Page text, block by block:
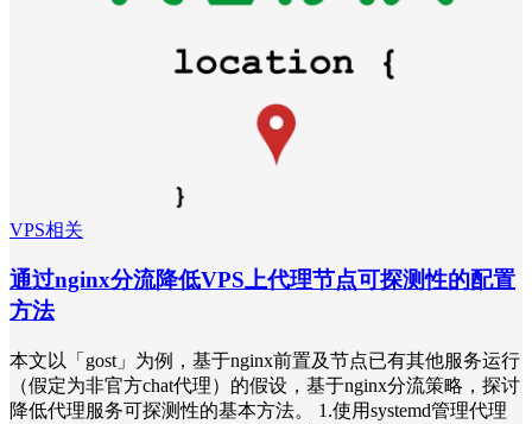
VPS相关
通过nginx分流降低VPS上代理节点可探测性的配置
方法
本文以「gost」为例，基于nginx前置及节点已有其他服务运行
（假定为非官方chat代理）的假设，基于nginx分流策略，探讨
降低代理服务可探测性的基本方法。 1.使用systemd管理代理